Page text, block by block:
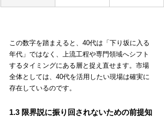
この数字を踏まえると、40代は「下り坂に入る
年代」ではなく、上流工程や専門領域へシフト
するタイミングにある層と捉え直せます。市場
全体としては、40代を活用したい現場は確実に
存在しているのです。
1.3 限界説に振り回されないための前提知